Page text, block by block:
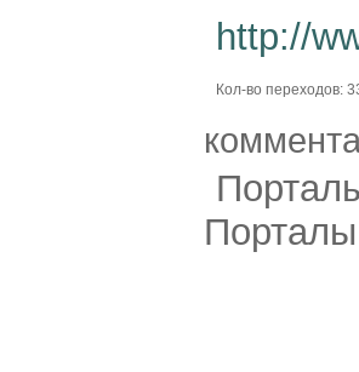
http://
Кол-во переходов:
Порталы